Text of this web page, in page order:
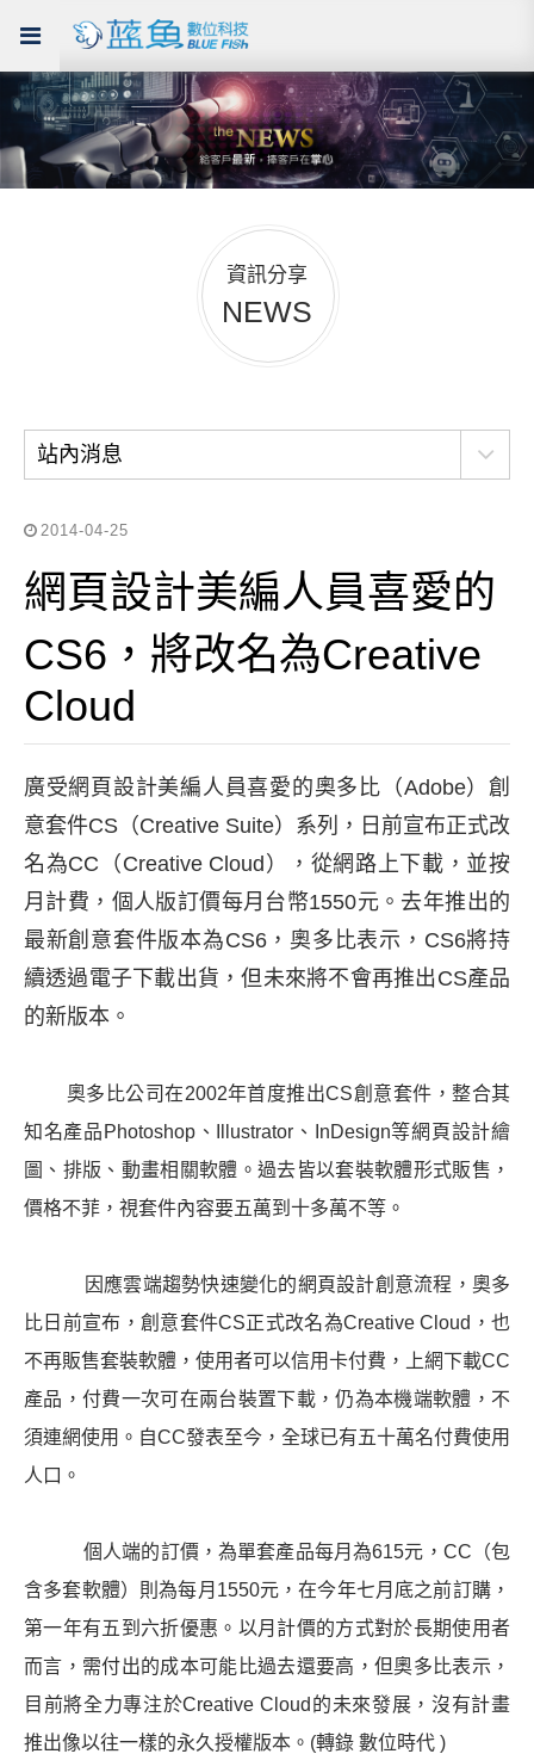
資訊分享
NEWS
站內消息
2014-04-25
網頁設計美編人員喜愛的
CS6，將改名為Creative
Cloud
廣受網頁設計美編人員喜愛的奧多比（Adobe）創
意套件CS（Creative Suite）系列，日前宣布正式改
名為CC（Creative Cloud），從網路上下載，並按
月計費，個人版訂價每月台幣1550元。去年推出的
最新創意套件版本為CS6，奧多比表示，CS6將持
續透過電子下載出貨，但未來將不會再推出CS產品
的新版本。
奧多比公司在2002年首度推出CS創意套件，整合其
知名產品Photoshop、Illustrator、InDesign等網頁設計繪
圖、排版、動畫相關軟體。過去皆以套裝軟體形式販售，
價格不菲，視套件內容要五萬到十多萬不等。
因應雲端趨勢快速變化的網頁設計創意流程，奧多
比日前宣布，創意套件CS正式改名為Creative Cloud，也
不再販售套裝軟體，使用者可以信用卡付費，上網下載CC
產品，付費一次可在兩台裝置下載，仍為本機端軟體，不
須連網使用。自CC發表至今，全球已有五十萬名付費使用
人口。
個人端的訂價，為單套產品每月為615元，CC（包
含多套軟體）則為每月1550元，在今年七月底之前訂購，
第一年有五到六折優惠。以月計價的方式對於長期使用者
而言，需付出的成本可能比過去還要高，但奧多比表示，
目前將全力專注於Creative Cloud的未來發展，沒有計畫
推出像以往一樣的永久授權版本。(轉錄 數位時代 )